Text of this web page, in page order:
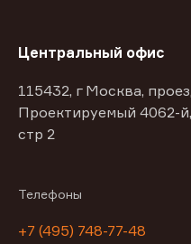
Центральный офис
115432, г Москва,
Проектируемый 4062-
стр 2
Телефоны
+7 (495) 748-77-48